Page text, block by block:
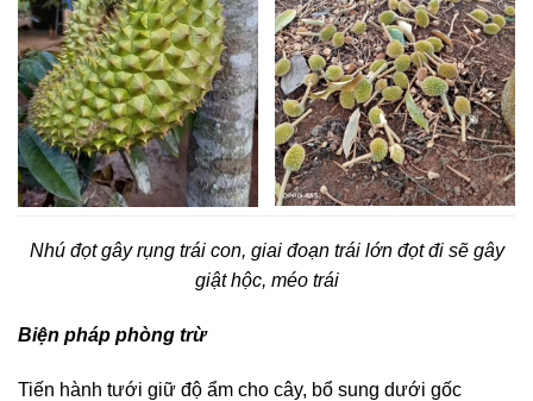
Nhú đọt gây rụng trái con, giai đoạn trái lớn đọt đi sẽ gây
giật hộc, méo trái
Biện pháp phòng trừ
Tiến hành tưới giữ độ ẩm cho cây, bổ sung dưới gốc